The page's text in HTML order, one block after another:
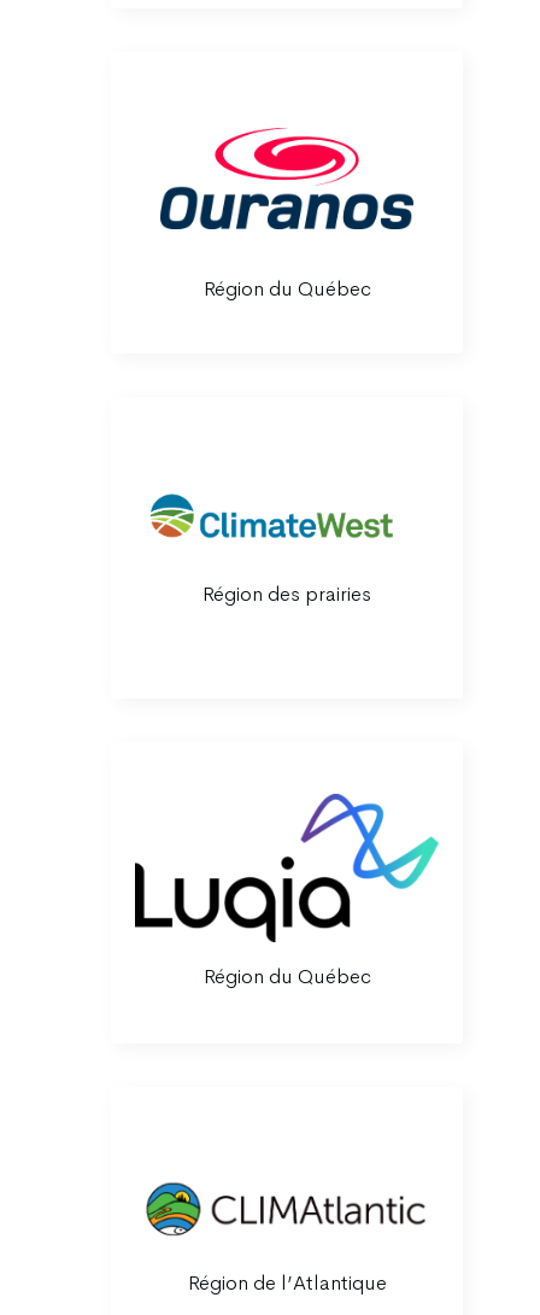
Région du Québec
Région des prairies
Région du Québec
Région de l’Atlantique